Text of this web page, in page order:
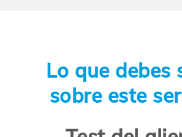
Lo que debes
sobre este